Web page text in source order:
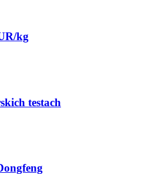
kg
testach